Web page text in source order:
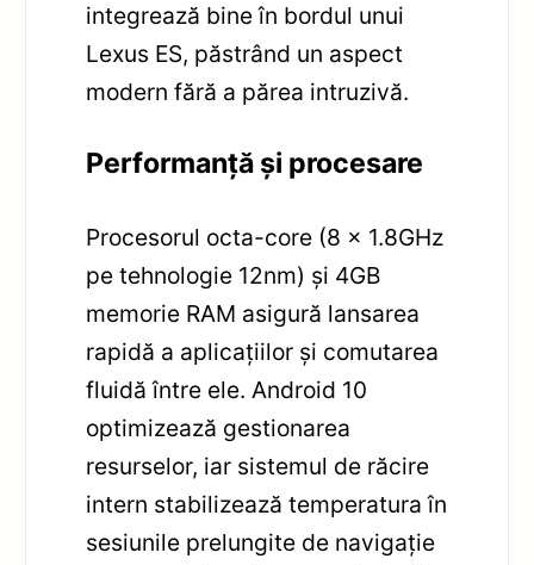
integrează bine în bordul unui
Lexus ES, păstrând un aspect
modern fără a părea intruzivă.
Performanță și procesare
Procesorul octa-core (8 x 1.8GHz
pe tehnologie 12nm) și 4GB
memorie RAM asigură lansarea
rapidă a aplicațiilor și comutarea
fluidă între ele. Android 10
optimizează gestionarea
resurselor, iar sistemul de răcire
intern stabilizează temperatura în
sesiunile prelungite de navigație